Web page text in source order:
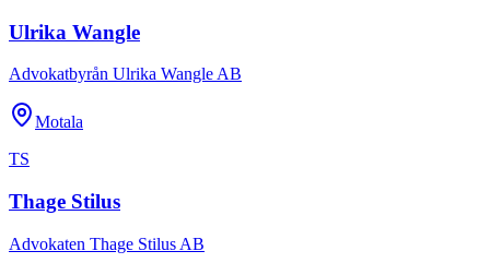
Ulrika Wangle
Advokatbyrån Ulrika Wangle AB
Motala
TS
Thage Stilus
Advokaten Thage Stilus AB